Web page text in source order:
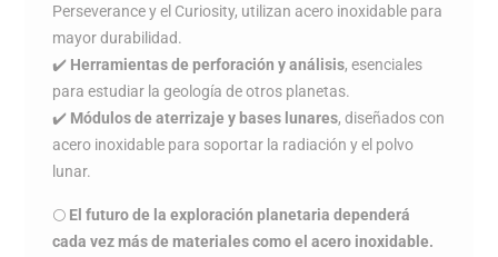
Perseverance y el Curiosity, utilizan acero inoxidable para
mayor durabilidad.
✔️ Herramientas de perforación y análisis, esenciales
para estudiar la geología de otros planetas.
✔️ Módulos de aterrizaje y bases lunares, diseñados con
acero inoxidable para soportar la radiación y el polvo
lunar.
🌕 El futuro de la exploración planetaria dependerá
cada vez más de materiales como el acero inoxidable.